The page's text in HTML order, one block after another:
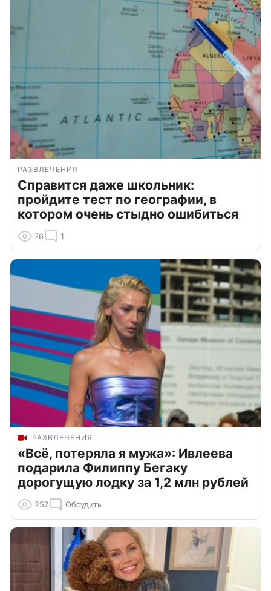
РАЗВЛЕЧЕНИЯ
Справится даже школьник:
пройдите тест по географии, в
котором очень стыдно ошибиться
76 1
РАЗВЛЕЧЕНИЯ
«Всё, потеряла я мужа»: Ивлеева
подарила Филиппу Бегаку
дорогущую лодку за 1,2 млн рублей
257 Обсудить